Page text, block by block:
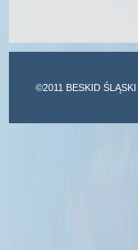
©2011 BESKID ŚLĄSKI